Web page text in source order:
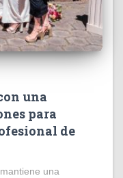
una
para
de
una